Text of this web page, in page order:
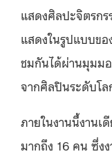
แสดงศิลปะจิตรก
แสดงในรูปแบบขอ
ชมกันได้ผ่านมุมม
จากศิลปินระดับโ
ภายในงานนี้งานเ
มากถึง 16 คน ซึ่ง